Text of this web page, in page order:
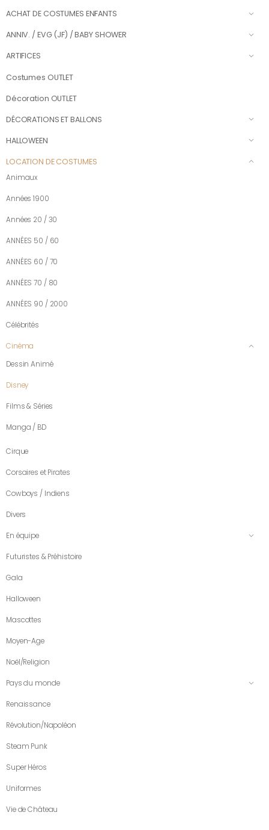
ACHAT DE COSTUMES ENFANTS
ANNIV. / EVG (JF) / BABY SHOWER
ARTIFICES
Costumes OUTLET
Décoration OUTLET
DÉCORATIONS ET BALLONS
HALLOWEEN
LOCATION DE COSTUMES
Animaux
Années 1900
Années 20 / 30
ANNÉES 50 / 60
ANNÉES 60 / 70
ANNÉES 70 / 80
ANNÉES 90 / 2000
Célébrités
Cinéma
Dessin Animé
Disney
Films & Séries
Manga / BD
Cirque
Corsaires et Pirates
Cowboys / Indiens
Divers
En équipe
Futuristes & Préhistoire
Gala
Halloween
Mascottes
Moyen-Age
Noël/Religion
Pays du monde
Renaissance
Révolution/Napoléon
Steam Punk
Super Héros
Uniformes
Vie de Château